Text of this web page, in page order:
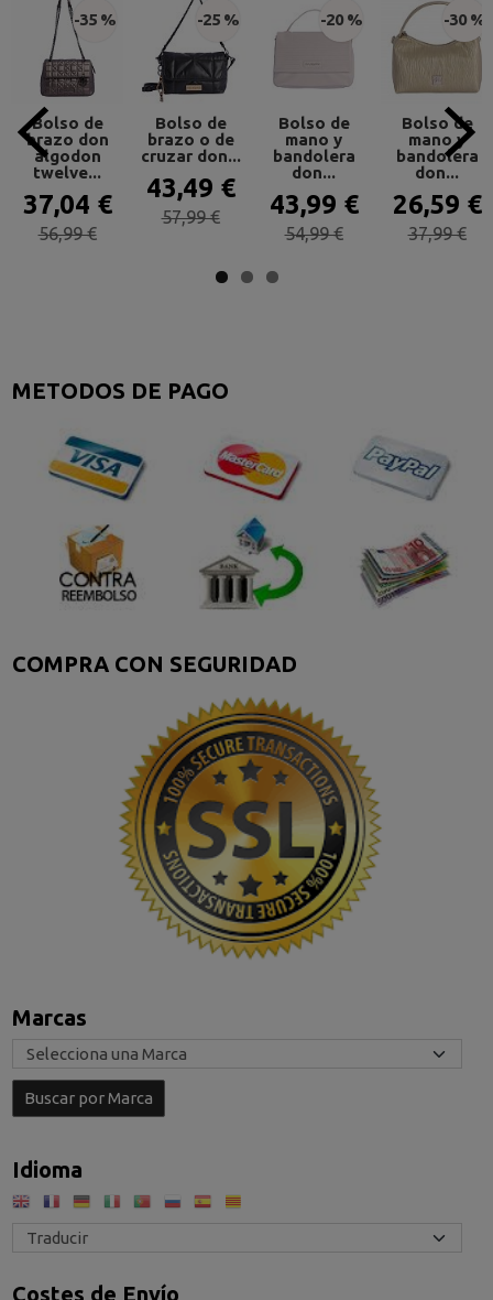
METODOS DE PAGO
COMPRA CON SEGURIDAD
Marcas
Idioma
Costes de Envío
-35 %
Bolso de
brazo don
algodon
twelve...
37,04 €
56,99 €
-25 %
Bolso de
brazo o de
cruzar don...
43,49 €
57,99 €
-20 %
Bolso de
mano y
bandolera
don...
43,99 €
54,99 €
-30 %
Bolso de
mano y
bandolera
don...
26,59 €
37,99 €